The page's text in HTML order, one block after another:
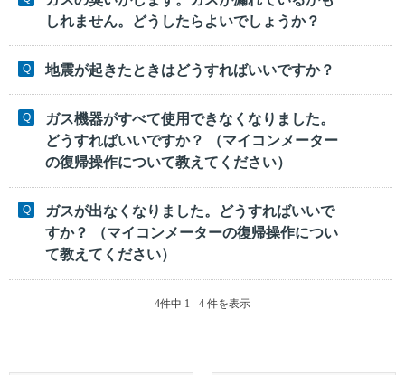
しれません。どうしたらよいでしょうか？
地震が起きたときはどうすればいいですか？
ガス機器がすべて使用できなくなりました。
どうすればいいですか？ （マイコンメーター
の復帰操作について教えてください）
ガスが出なくなりました。どうすればいいで
すか？ （マイコンメーターの復帰操作につい
て教えてください）
4件中 1 - 4 件を表示